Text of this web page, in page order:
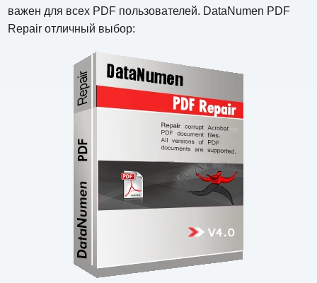
важен для всех PDF пользователей. DataNumen PDF
Repair отличный выбор: